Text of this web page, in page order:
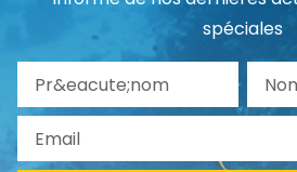
spéciales
Pr&eacute;nom